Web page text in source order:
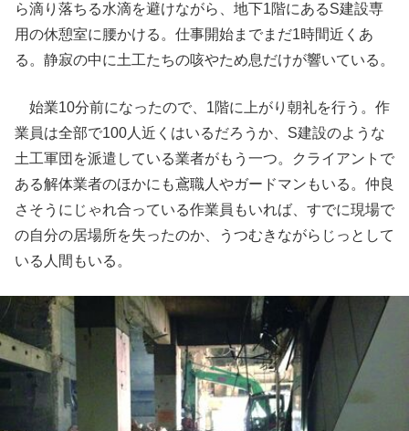
ら滴り落ちる水滴を避けながら、地下1階にあるS建設専
用の休憩室に腰かける。仕事開始までまだ1時間近くあ
る。静寂の中に土工たちの咳やため息だけが響いている。
始業10分前になったので、1階に上がり朝礼を行う。作
業員は全部で100人近くはいるだろうか、S建設のような
土工軍団を派遣している業者がもう一つ。クライアントで
ある解体業者のほかにも鳶職人やガードマンもいる。仲良
さそうにじゃれ合っている作業員もいれば、すでに現場で
の自分の居場所を失ったのか、うつむきながらじっとして
いる人間もいる。